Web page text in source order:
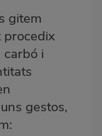
gitem
procedix
carbó i
gestos,